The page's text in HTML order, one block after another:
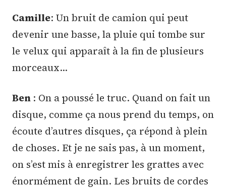
Camille: Un bruit de camion qui peut
devenir une basse, la pluie qui tombe sur
le velux qui apparaît à la fin de plusieurs
morceaux…
Ben : On a poussé le truc. Quand on fait un
disque, comme ça nous prend du temps, on
écoute d’autres disques, ça répond à plein
de choses. Et je ne sais pas, à un moment,
on s’est mis à enregistrer les grattes avec
énormément de gain. Les bruits de cordes